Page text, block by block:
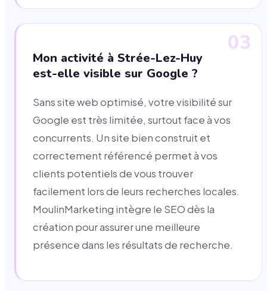
03
Mon activité à Strée-Lez-Huy
est-elle visible sur Google ?
Sans site web optimisé, votre visibilité sur
Google est très limitée, surtout face à vos
concurrents. Un site bien construit et
correctement référencé permet à vos
clients potentiels de vous trouver
facilement lors de leurs recherches locales.
MoulinMarketing intègre le SEO dès la
création pour assurer une meilleure
présence dans les résultats de recherche.